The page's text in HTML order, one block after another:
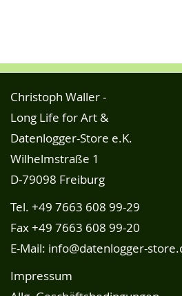
Christoph Waller -
Long Life for Art &
Datenlogger-Store e.K.
Wilhelmstraße 1
D-79098 Freiburg
Tel. +49 7663 608 99-29
Fax +49 7663 608 99-20
E-Mail: info@datenlogger-
Impressum